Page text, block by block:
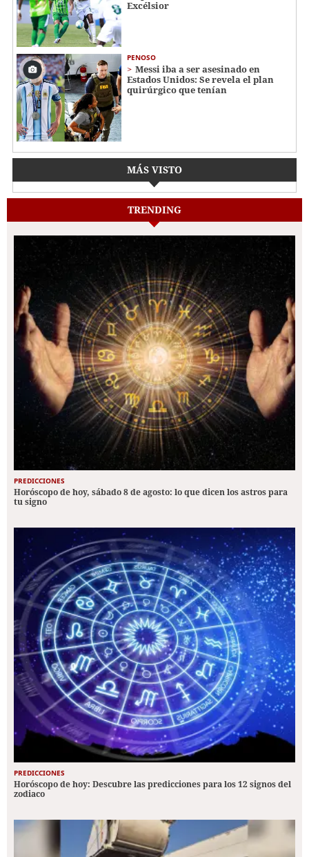
Excélsior
PENOSO
Messi iba a ser asesinado en
Estados Unidos: Se revela el plan
quirúrgico que tenían
MÁS VISTO
TRENDING
PREDICCIONES
Horóscopo de hoy, sábado 8 de agosto: lo que dicen los astros para
tu signo
PREDICCIONES
Horóscopo de hoy: Descubre las predicciones para los 12 signos del
zodiaco